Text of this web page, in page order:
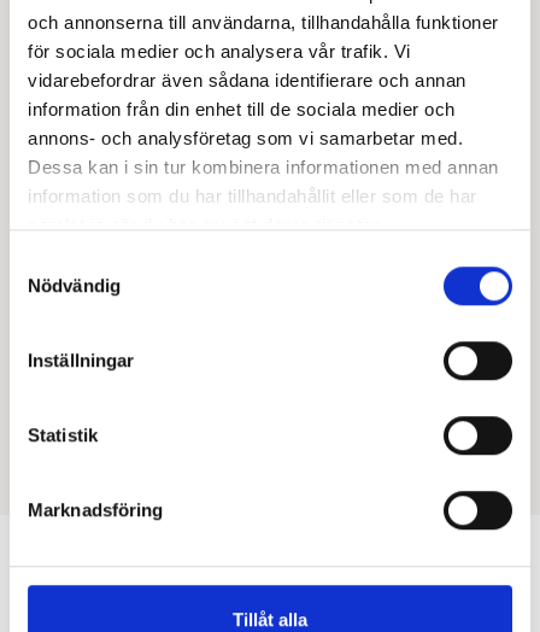
och annonserna till användarna, tillhandahålla funktioner
för sociala medier och analysera vår trafik. Vi
vidarebefordrar även sådana identifierare och annan
information från din enhet till de sociala medier och
annons- och analysföretag som vi samarbetar med.
Dessa kan i sin tur kombinera informationen med annan
information som du har tillhandahållit eller som de har
samlat in när du har använt deras tjänster.
Nödvändig
Inställningar
Statistik
Marknadsföring
Tillåt alla
Har du inget konto?
För att kunna bjuda in användare behöver du först skapa ett
konto. Om du inte redan använder Google Search Console är
det aldrig för tidigt att börja. Vi har satt ihop en separat
guide som förklarar hur du går till väga för attskapa ett
William Sandström
SEO Specialist på Noor